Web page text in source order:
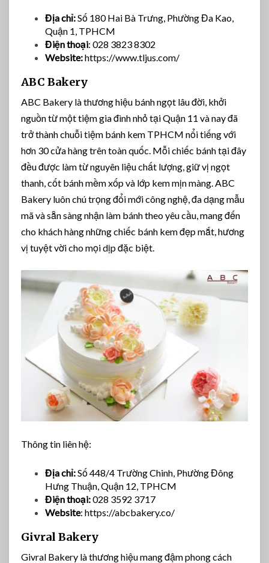
Địa chỉ:Số 180 Hai Bà Trưng, Phường Đa Kao,
Quận 1, TPHCM
Điện thoại: 028 3823 8302
Website:https://www.tljus.com/
ABC Bakery
ABC Bakery là thương hiệu bánh ngọt lâu đời, khởi
nguồn từ một tiệm gia đình nhỏ tại Quận 11 và nay đã
trở thành chuỗi tiệm bánh kem TPHCM nổi tiếng với
hơn 30 cửa hàng trên toàn quốc. Mỗi chiếc bánh tại đây
đều được làm từ nguyên liệu chất lượng, giữ vị ngọt
thanh, cốt bánh mềm xốp và lớp kem mịn màng. ABC
Bakery luôn chú trọng đổi mới công nghệ, đa dạng mẫu
mã và sẵn sàng nhận làm bánh theo yêu cầu, mang đến
cho khách hàng những chiếc bánh kem đẹp mắt, hương
vị tuyệt vời cho mọi dịp đặc biệt.
Thông tin liên hệ:
Địa chỉ:Số 448/4 Trường Chinh, Phường Đông
Hưng Thuận, Quận 12, TPHCM
Điện thoại:028 3592 3717
Website: https://abcbakery.co/
Givral Bakery
Givral Bakery là thương hiệu mang đậm phong cách